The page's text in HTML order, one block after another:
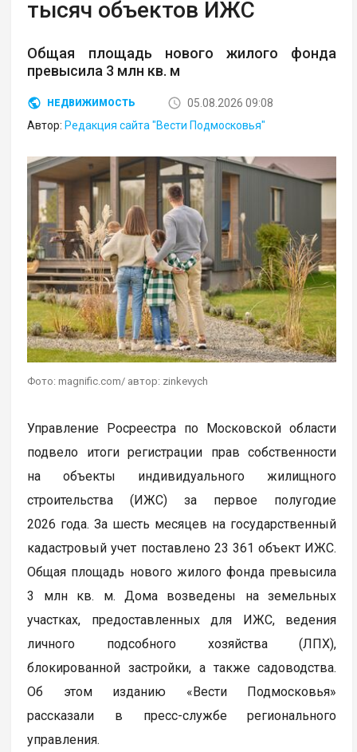
тысяч объектов ИЖС
Общая площадь нового жилого фонда
превысила 3 млн кв. м
НЕДВИЖИМОСТЬ
05.08.2026 09:08
Автор: Редакция сайта "Вести Подмосковья"
Фото: magnific.com/ автор: zinkevych
Управление Росреестра по Московской области
подвело итоги регистрации прав собственности
на объекты индивидуального жилищного
строительства (ИЖС) за первое полугодие
2026 года. За шесть месяцев на государственный
кадастровый учет поставлено 23 361 объект ИЖС.
Общая площадь нового жилого фонда превысила
3 млн кв. м. Дома возведены на земельных
участках, предоставленных для ИЖС, ведения
личного подсобного хозяйства (ЛПХ),
блокированной застройки, а также садоводства.
Об этом изданию «Вести Подмосковья»
рассказали в пресс-службе регионального
управления.